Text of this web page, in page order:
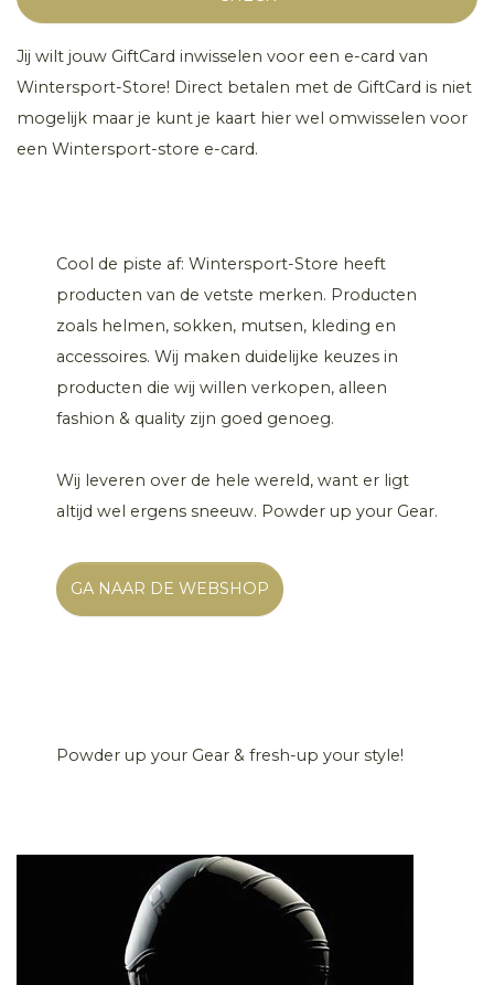
Jij wilt jouw GiftCard inwisselen voor een e-card van
Wintersport-Store! Direct betalen met de GiftCard is niet
mogelijk maar je kunt je kaart hier wel omwisselen voor
een Wintersport-store e-card.
Cool de piste af: Wintersport-Store heeft
producten van de vetste merken. Producten
zoals helmen, sokken, mutsen, kleding en
accessoires. Wij maken duidelijke keuzes in
producten die wij willen verkopen, alleen
fashion & quality zijn goed genoeg.
Wij leveren over de hele wereld, want er ligt
altijd wel ergens sneeuw. Powder up your Gear.
GA NAAR DE WEBSHOP
Powder up your Gear & fresh-up your style!